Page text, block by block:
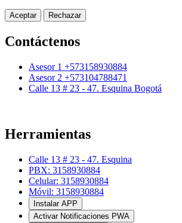
Aceptar Rechazar
Contáctenos
Asesor 1 +573158930884
Asesor 2 +573104788471
Calle 13 # 23 - 47. Esquina Bogotá
Herramientas
Calle 13 # 23 - 47. Esquina
PBX: 3158930884
Celular: 3158930884
Móvil: 3158930884
Instalar APP
Activar Notificaciones PWA